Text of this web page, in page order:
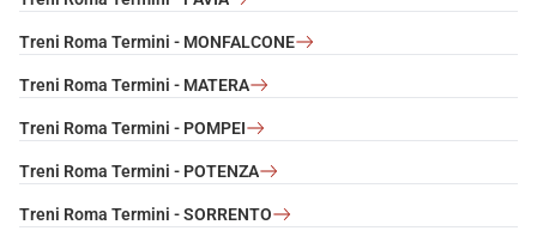
Treni Roma Termini - MONFALCONE
Treni Roma Termini - MATERA
Treni Roma Termini - POMPEI
Treni Roma Termini - POTENZA
Treni Roma Termini - SORRENTO